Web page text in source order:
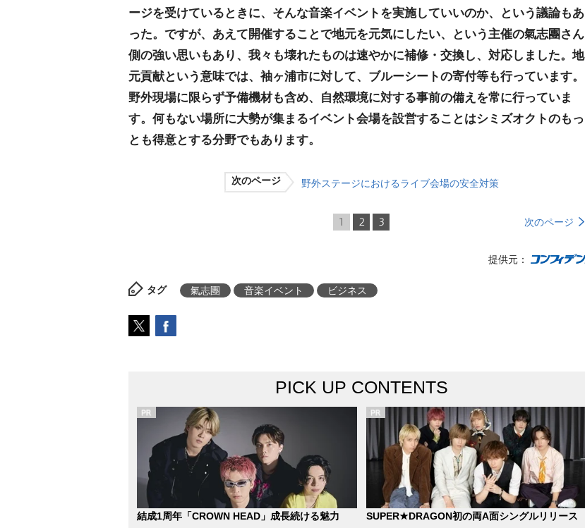
ージを受けているときに、そんな音楽イベントを実施していいのか、という議論もあ
った。ですが、あえて開催することで地元を元気にしたい、という主催の氣志團さん
側の強い思いもあり、我々も壊れたものは速やかに補修・交換し、対応しました。地
元貢献という意味では、袖ヶ浦市に対して、ブルーシートの寄付等も行っています。
野外現場に限らず予備機材も含め、自然環境に対する事前の備えを常に行っていま
す。何もない場所に大勢が集まるイベント会場を設営することはシミズオクトのもっ
とも得意とする分野でもあります。
次のページ 野外ステージにおけるライブ会場の安全対策
1 2 3 次のページ
提供元：
タグ 氣志團 音楽イベント ビジネス
PICK UP CONTENTS
結成1周年「CROWN HEAD」成長続ける魅力 SUPER★DRAGON初の両A面シングルリリース